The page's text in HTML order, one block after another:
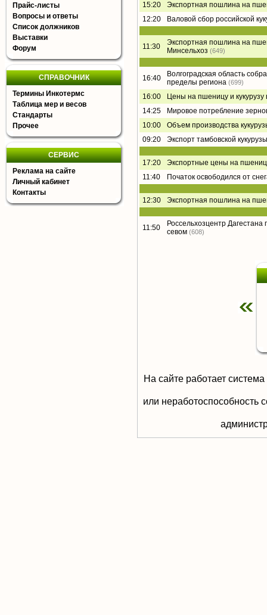
Прайс-листы
Вопросы и ответы
Список должников
Выставки
Форум
СПРАВОЧНИК
Термины Инкотермс
Таблица мер и весов
Стандарты
Прочее
СЕРВИС
Реклама на сайте
Личный кабинет
Контакты
15:20
Экспортная пошлина на
12:20
Валовой сбор российской
11:30
Экспортная пошлина на
Минсельхоз (649)
16:40
Волгоградская область
пределы региона (699)
16:00
Цены на пшеницу и
14:25
Мировое потребление
10:00
Объем производства
09:20
Экспорт тамбовской
17:20
Экспортные цены на
11:40
Початок освободился от
12:30 Экспортная пошлина на
11:50
Россельхозцентр
севом (608)
На сайте работает
или неработоспособность